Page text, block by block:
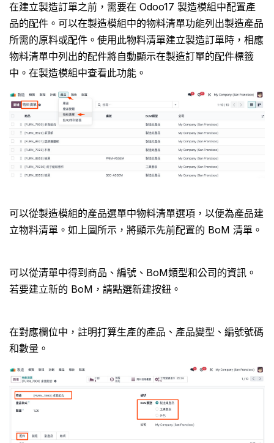
在建立製造訂單之前，需要在 Odoo17 製造模組中配置產
品的配件。可以在製造模組中的物料清單功能列出製造產品
所需的原料或配件。使用此物料清單建立製造訂單時，相應
物料清單中列出的配件將自動顯示在製造訂單的配件標籤
中。在製造模組中查看此功能。
可以從製造模組的產品選單中物料清單選項，以便為產品建
立物料清單。如上圖所示，將顯示先前配置的 BoM 清單。
可以從清單中得到商品、編號、BoM類型和公司的資訊。
若要建立新的 BoM，請點選新建按鈕。
在對應欄位中，註明打算生產的產品、產品變型、編號號碼
和數量。